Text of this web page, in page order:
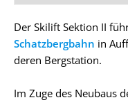
Der Skilift Sektion II
Schatzbergbahn in
deren Bergstation.
Im Zuge des Neubaus